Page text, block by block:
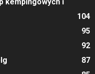
104
95
92
87